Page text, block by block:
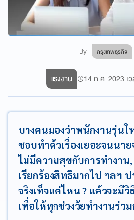
By กรุงเทพธุรกิจ
แรงงาน 14 ก.ค. 2023 เ
บางคนมองว่าพนักงานรุ่นใ
ชอบทำตัวเรื่องเยอะจนนา
ไม่มีความสุขกับการทำงาน
เรียกร้องสิทธิมากไป ฯลฯ
จริงเท็จแค่ไหน ? แล้วจะมีวิ
เพื่อให้ทุกช่วงวัยทำงานร่ว